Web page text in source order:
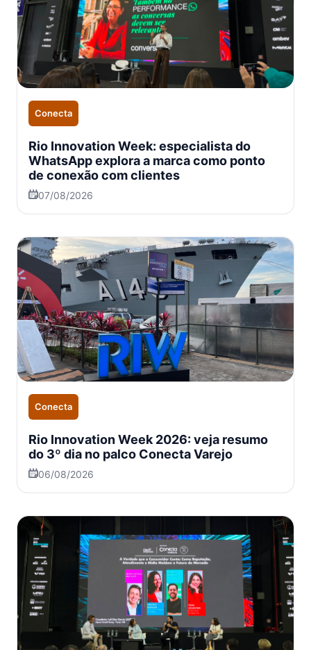
Conecta
Rio Innovation Week: especialista do
WhatsApp explora a marca como ponto
de conexão com clientes
07/08/2026
Conecta
Rio Innovation Week 2026: veja resumo
do 3º dia no palco Conecta Varejo
06/08/2026